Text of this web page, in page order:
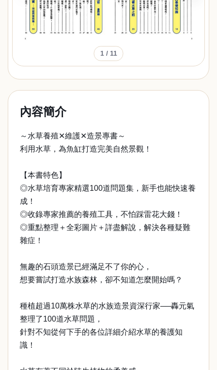
1/ 11
內容簡介
～水草養殖✕維護✕造景專書～
利用水草，為魚缸打造完美自然景觀！
【本書特色】
◎水草培育專家精選100道問題集，新手也能快速養
成！
◎收錄專家推薦的養殖工具，不怕踩雷花大錢！
◎重點整理＋全彩圖片＋詳盡解說，解決各種疑難
雜症！
無趣的石頭造景已經滿足不了你的心，
想要嘗試打造水族森林，卻不知道怎麼開始嗎？
種植超過10萬株水草的水族造景資深行家──轟元氣
整理了100道水草問題，
針對不知從何下手的各位詳細介紹水草的養護知
識！